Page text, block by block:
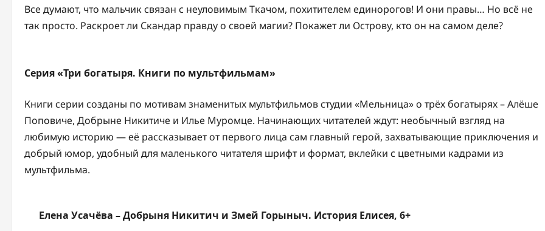
Все думают, что мальчик связан с неуловимым Ткачом, похитителем единорогов! И они правы… Но всё не
так просто. Раскроет ли Скандар правду о своей магии? Покажет ли Острову, кто он на самом деле?
Серия «Три богатыря. Книги по мультфильмам»
Книги серии созданы по мотивам знаменитых мультфильмов студии «Мельница» о трёх богатырях – Алёше
Поповиче, Добрыне Никитиче и Илье Муромце. Начинающих читателей ждут: необычный взгляд на
любимую историю — её рассказывает от первого лица сам главный герой, захватывающие приключения и
добрый юмор, удобный для маленького читателя шрифт и формат, вклейки с цветными кадрами из
мультфильма.
Елена Усачёва – Добрыня Никитич и Змей Горыныч. История Елисея, 6+